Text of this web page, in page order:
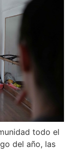
todo el
del año, las